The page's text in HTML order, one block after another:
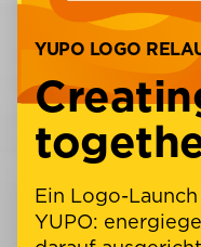
YUPO LOGO
Ein Logo-
YUPO: